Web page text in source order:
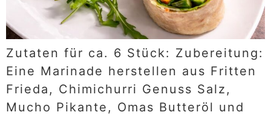
Zutaten für ca. 6 Stück: Zubereitung:
Eine Marinade herstellen aus Fritten
Frieda, Chimichurri Genuss Salz,
Mucho Pikante, Omas Butteröl und